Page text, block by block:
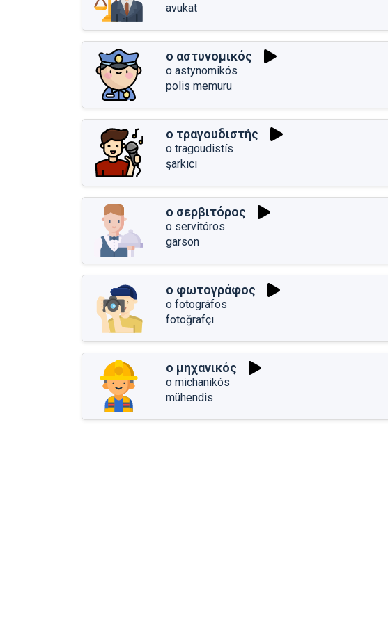
avukat
ο αστυνομικός
o astynomikós
polis memuru
ο τραγουδιστής
o tragoudistís
şarkıcı
ο σερβιτόρος
o servitóros
garson
ο φωτογράφος
o fotográfos
fotoğrafçı
ο μηχανικός
o michanikós
mühendis